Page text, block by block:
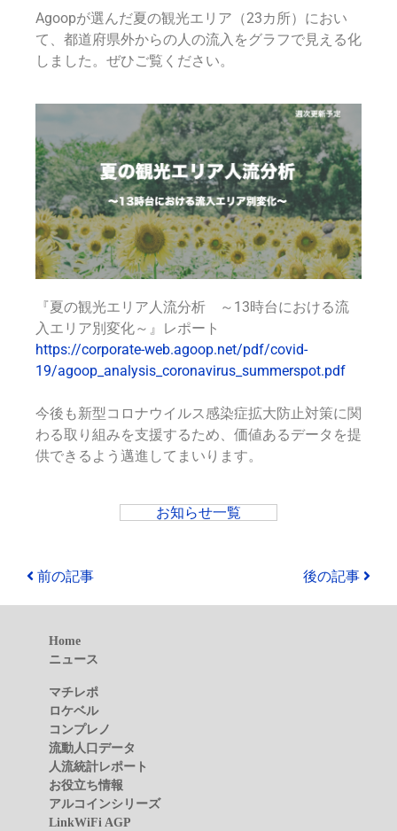
Agoopが選んだ夏の観光エリア（23カ所）におい
て、都道府県外からの人の流入をグラフで見える化
しました。ぜひご覧ください。
『夏の観光エリア人流分析 ～13時台における流
入エリア別変化～』 レポート
https://corporate-web.agoop.net/pdf/covid-
19/agoop_analysis_coronavirus_summerspot.pdf
今後も新型コロナウイルス感染症拡大防止対策に関
わる取り組みを支援するため、価値あるデータを提
供できるよう邁進してまいります。
お知らせ一覧
前の記事 後の記事
Home
ニュース
マチレポ
ロケベル
コンプレノ
流動人口データ
人流統計レポート
お役立ち情報
アルコインシリーズ
LinkWiFi AGP